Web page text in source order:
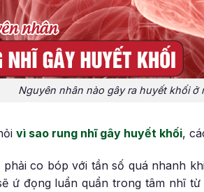
Nguyên nhân nào gây ra huyết khối ở
vì sao rung nhĩ gây huyết khối,
co bóp với tần số quá nhanh
ứ đọng luẩn quẩn trong tâm nhĩ